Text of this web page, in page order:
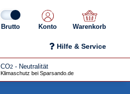
Konto Warenkorb
Hilfe & Service
CO2 - Neutralität
Klimaschutz bei Sparsando.de